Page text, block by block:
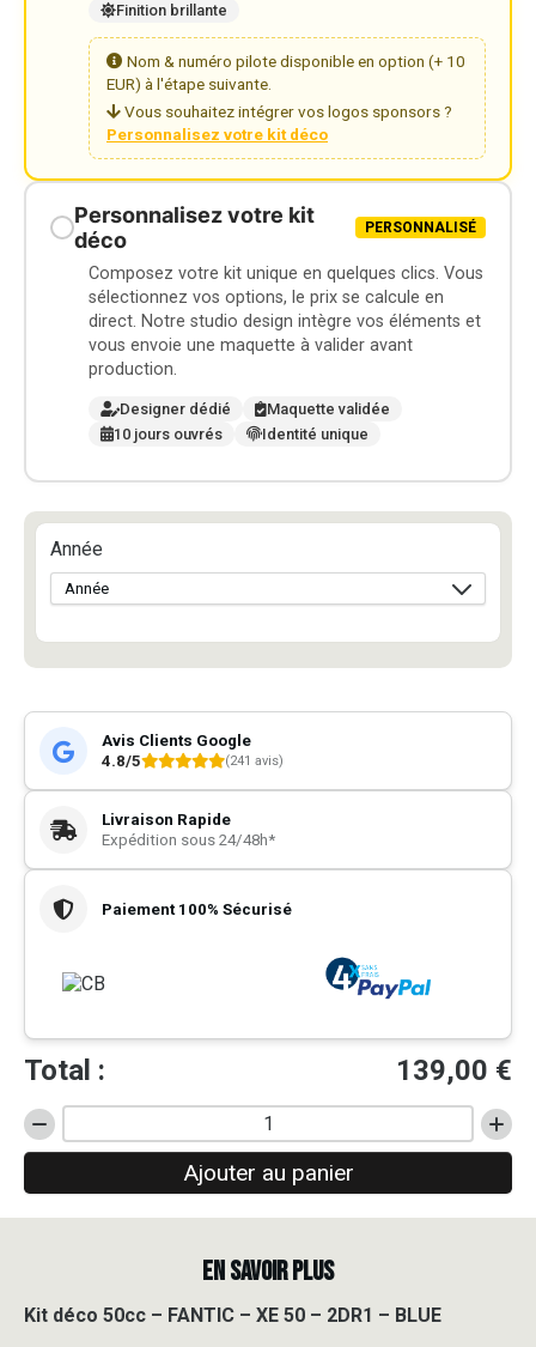
Finition brillante
Nom & numéro pilote disponible en option (+ 10
EUR) à l'étape suivante.
Vous souhaitez intégrer vos logos sponsors ?
Personnalisez votre kit déco
Personnalisez votre kit
déco
PERSONNALISÉ
Composez votre kit unique en quelques clics. Vous
sélectionnez vos options, le prix se calcule en
direct. Notre studio design intègre vos éléments et
vous envoie une maquette à valider avant
production.
Designer dédié
Maquette validée
10 jours ouvrés
Identité unique
Année
Avis Clients Google
4.8/5
(241 avis)
Livraison Rapide
Expédition sous 24/48h*
Paiement 100% Sécurisé
Total : 139,00 €
quantité
de
50cc
XE
Ajouter au panier
EN SAVOIR PLUS
Kit déco 50cc – FANTIC – XE 50 – 2DR1 – BLUE